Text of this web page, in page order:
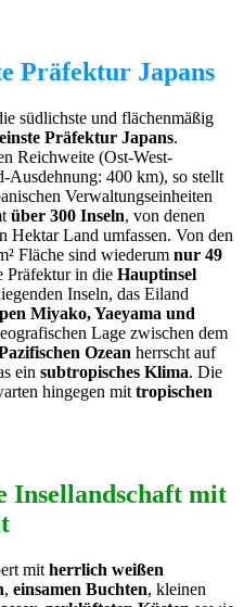
Präfektur Japans
südlichste und flächenmäßig
Präfektur Japans.
Reichweite (Ost-West-
Ausdehnung: 400 km), so stellt
Verwaltungseinheiten
über 300 Inseln, von denen
Hektar Land umfassen. Von den
Fläche sind wiederum nur 49
Präfektur in die Hauptinsel
Inseln, das Eiland
Miyako, Yaeyama und
Lage zwischen dem
Ozean herrscht auf
ein subtropisches Klima. Die
hingegen mit tropischen
Insellandschaft mit
mit herrlich weißen
, einsamen Buchten, kleinen